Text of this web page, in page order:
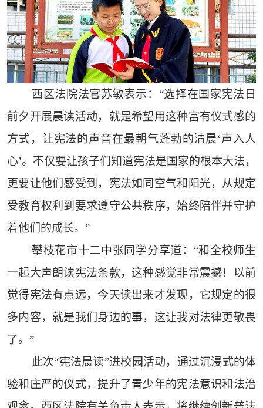
西区法院法官苏敏表示：“选择在国家宪法日
前夕开展晨读活动，就是希望用这种富有仪式感的
方式，让宪法的声音在最朝气蓬勃的清晨‘声入人
心’。不仅要让孩子们知道宪法是国家的根本大法，
更要让他们感受到，宪法如同空气和阳光，从规定
受教育权利到要求遵守公共秩序，始终陪伴并守护
着他们的成长。”
攀枝花市十二中张同学分享道：“和全校师生
一起大声朗读宪法条款，这种感觉非常震撼！以前
觉得宪法有点远，今天读出来才发现，它规定的很
多内容，就是我们身边的事，这让我对法律更敬畏
了。”
此次“宪法晨读”进校园活动，通过沉浸式的体
验和庄严的仪式，提升了青少年的宪法意识和法治